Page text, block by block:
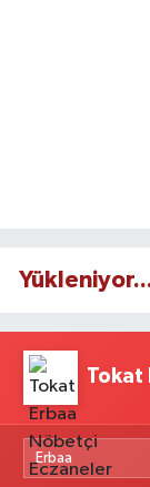
Tokat